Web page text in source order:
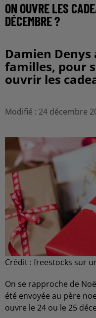
ON OUVRE LES
DÉCEMBRE ?
Damien
familles, pour
ouvrir les
Modifié : 24 décembre
Crédit : freestocks sur
On se rapproche de
été envoyée au père
ouvre le 24 ou le 25